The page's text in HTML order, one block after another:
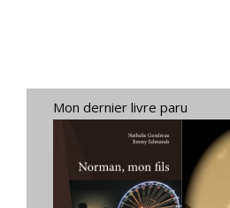
Mon dernier livre paru